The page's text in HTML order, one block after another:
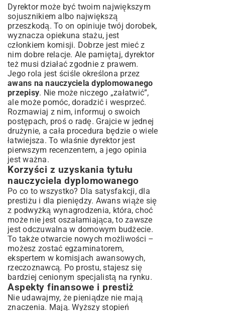
Dyrektor może być twoim największym
sojusznikiem albo największą
przeszkodą. To on opiniuje twój dorobek,
wyznacza opiekuna stażu, jest
członkiem komisji. Dobrze jest mieć z
nim dobre relacje. Ale pamiętaj, dyrektor
też musi działać zgodnie z prawem.
Jego rola jest ściśle określona przez
awans na nauczyciela dyplomowanego
przepisy. Nie może niczego „załatwić”,
ale może pomóc, doradzić i wesprzeć.
Rozmawiaj z nim, informuj o swoich
postępach, proś o radę. Grajcie w jednej
drużynie, a cała procedura będzie o wiele
łatwiejsza. To właśnie dyrektor jest
pierwszym recenzentem, a jego opinia
jest ważna.
Korzyści z uzyskania tytułu
nauczyciela dyplomowanego
Po co to wszystko? Dla satysfakcji, dla
prestiżu i dla pieniędzy. Awans wiąże się
z podwyżką wynagrodzenia, która, choć
może nie jest oszałamiająca, to zawsze
jest odczuwalna w domowym budżecie.
To także otwarcie nowych możliwości –
możesz zostać egzaminatorem,
ekspertem w komisjach awansowych,
rzeczoznawcą. Po prostu, stajesz się
bardziej cenionym specjalistą na rynku.
Aspekty finansowe i prestiż
Nie udawajmy, że pieniądze nie mają
znaczenia. Mają. Wyższy stopień